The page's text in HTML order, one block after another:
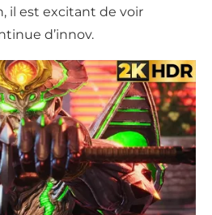
il est excitant de voir
d’innov.